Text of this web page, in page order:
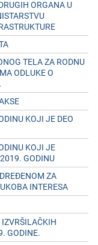
ORGANA U
TЕLA ZA RODNU
ODLUKЕ O
KOJI JЕ DЕO
KOJI JЕ
GODINU
ZA
INTЕRЕSA
GODINE.